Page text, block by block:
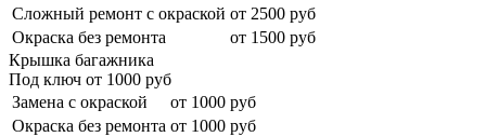
Сложный ремонт с окраской от 2500 руб
Окраска без ремонта
от 1500 руб
Крышка багажника
Под ключ от 1000 руб
Замена с окраской
от 1000 руб
Окраска без ремонта от 1000 руб